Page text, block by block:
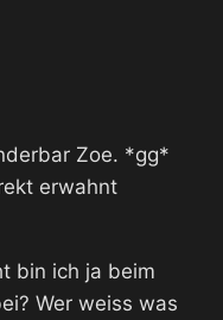
Zoe. *gg*
erwahnt
bin ich ja beim
Wer weiss was